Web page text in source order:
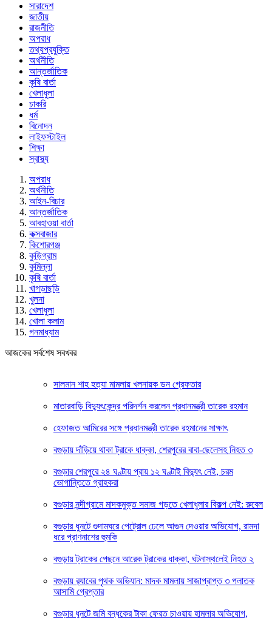
সারাদেশ
জাতীয়
রাজনীতি
অপরাধ
তথ্যপ্রযুক্তি
অর্থনীতি
আন্তর্জাতিক
কৃষি বার্তা
খেলাধুলা
চাকরি
ধর্ম
বিনোদন
লাইফস্টাইল
শিক্ষা
স্বাস্থ্য
অপরাধ
অর্থনীতি
আইন-বিচার
আন্তর্জাতিক
আবহাওয়া বার্তা
কক্সবাজার
কিশোরগঞ্জ
কুড়িগ্রাম
কুমিল্লা
কৃষি বার্তা
খাগড়াছড়ি
খুলনা
খেলাধুলা
খোলা কলাম
গনমাধ্যাম
আজকের সর্বশেষ সবখবর
সালমান শাহ হত্যা মামলায় খলনায়ক ডন গ্রেফতার
মাতারবাড়ি বিদ্যুৎকেন্দ্র পরিদর্শন করলেন প্রধানমন্ত্রী তারেক রহমান
হেফাজত আমিরের সঙ্গে প্রধানমন্ত্রী তারেক রহমানের সাক্ষাৎ
বগুড়ায় দাঁড়িয়ে থাকা ট্রাকে ধাক্কা, শেরপুরের বাবা-ছেলেসহ নিহত ৩
বগুড়ার শেরপুরে ২৪ ঘণ্টায় প্রায় ১২ ঘণ্টাই বিদ্যুৎ নেই, চরম
ভোগান্তিতে গ্রাহকরা
বগুড়ার নন্দীগ্রামে মাদকমুক্ত সমাজ গড়তে খেলাধুলার বিকল্প নেই: রুবেল
বগুড়ার ধুনটে গুদামঘরে পেট্রোল ঢেলে আগুন দেওয়ার অভিযোগ, রামদা
ধরে প্রাণনাশের হুমকি
বগুড়ায় ট্রাকের পেছনে আরেক ট্রাকের ধাক্কা, ঘটনাস্থলেই নিহত ২
বগুড়ায় র‍্যাবের পৃথক অভিযান: মাদক মামলায় সাজাপ্রাপ্ত ৩ পলাতক
আসামি গ্রেপ্তার
বগুড়ার ‎ধুনটে জমি বন্ধকের টাকা ফেরত চাওয়ায় হামলার অভিযোগ,